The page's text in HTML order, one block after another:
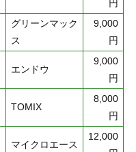
円
グリーンマック
ス
9,000
円
エンドウ
9,000
円
TOMIX
8,000
円
マイクロエース
12,000